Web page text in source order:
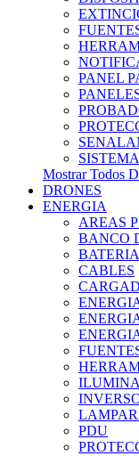
PANEL
Mostrar Todos
DRONES
ENERGIA
AREAS
BANCO
CABLES
PDU